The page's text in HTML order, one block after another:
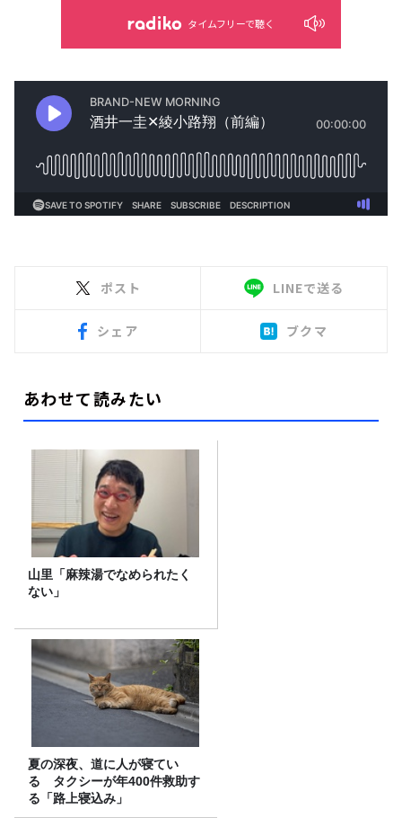
タイムフリーで聴く
ポスト LINEで送る
シェア ブクマ
あわせて読みたい
山里「麻辣湯でなめられたく
ない」
夏の深夜、道に人が寝てい
る タクシーが年400件救助す
る「路上寝込み」